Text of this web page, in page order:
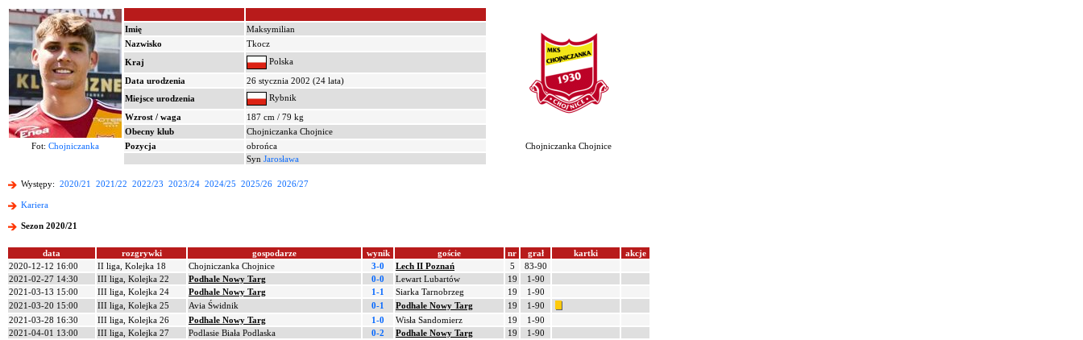
Imię
Maksymilian
Nazwisko
Tkocz
Kraj
Polska
Data urodzenia
26 stycznia 2002 (24 lata)
Miejsce urodzenia
Rybnik
Wzrost / waga
187 cm / 79 kg
Obecny klub
Chojniczanka Chojnice
Fot: Chojniczanka Pozycja obrońca
Chojniczanka Chojnice
Syn Jarosława
Występy: 2020/21 2021/22 2022/23 2023/24 2024/25 2025/26 2026/27
Kariera
Sezon 2020/21
data rozgrywki gospodarze wynik goście nr grał kartki
akcje
2020-12-12 16:00
II liga, Kolejka 18 Chojniczanka Chojnice 3-0 Lech II Poznań 5
83-90
2021-02-27 14:30
III liga, Kolejka 22 Podhale Nowy Targ 0-0 Lewart Lubartów 19
1-90
2021-03-13 15:00
III liga, Kolejka 24 Podhale Nowy Targ 1-1 Siarka Tarnobrzeg 19
1-90
2021-03-20 15:00
III liga, Kolejka 25 Avia Świdnik 0-1 Podhale Nowy Targ 19
1-90
2021-03-28 16:30
III liga, Kolejka 26 Podhale Nowy Targ 1-0 Wisła Sandomierz 19
1-90
2021-04-01 13:00
III liga, Kolejka 27 Podlasie Biała Podlaska 0-2 Podhale Nowy Targ 19
1-90